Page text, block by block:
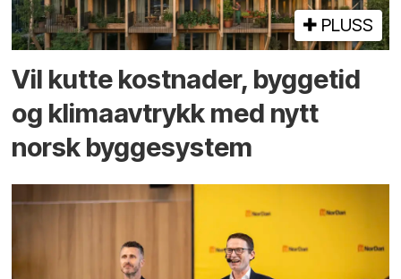
PLUSS
Vil kutte kostnader, byggetid
og klima­avtrykk med nytt
norsk bygge­system